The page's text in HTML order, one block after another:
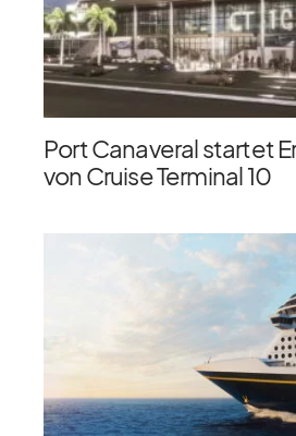
Port Canaveral startet
von Cruise Terminal 10